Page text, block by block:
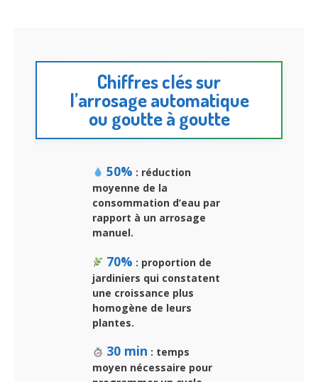
Chiffres clés sur
l’arrosage automatique
ou goutte à goutte
50% : réduction
moyenne de la
consommation d’eau par
rapport à un arrosage
manuel.
70% : proportion de
jardiniers qui constatent
une croissance plus
homogène de leurs
plantes.
30 min : temps
moyen nécessaire pour